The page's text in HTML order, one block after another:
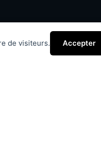
de visiteurs. Accepter